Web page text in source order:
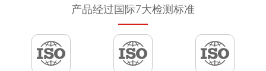
产品经过国际7大检测标准